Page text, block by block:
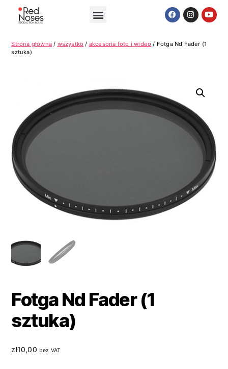
Strona główna / wszystko / akcesoria foto i wideo / Fotga Nd Fader (1
sztuka)
Fotga Nd Fader (1
sztuka)
zł10,00 bez VAT